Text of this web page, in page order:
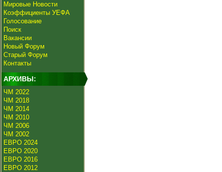
Мировые Новости
Коэффициенты УЕФА
Голосование
Поиск
Вакансии
Новый Форум
Старый Форум
Контакты
АРХИВЫ:
ЧМ 2022
ЧМ 2018
ЧМ 2014
ЧМ 2010
ЧМ 2006
ЧМ 2002
ЕВРО 2024
ЕВРО 2020
ЕВРО 2016
ЕВРО 2012